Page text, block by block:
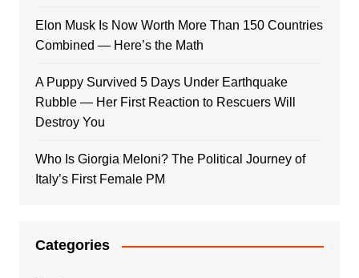
Elon Musk Is Now Worth More Than 150 Countries
Combined — Here’s the Math
A Puppy Survived 5 Days Under Earthquake
Rubble — Her First Reaction to Rescuers Will
Destroy You
Who Is Giorgia Meloni? The Political Journey of
Italy’s First Female PM
Categories